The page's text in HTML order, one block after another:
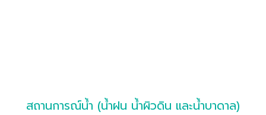
สถานการณ์น้ำ (น้ำฝน น้ำผิวดิน และน้ำบาดาล)